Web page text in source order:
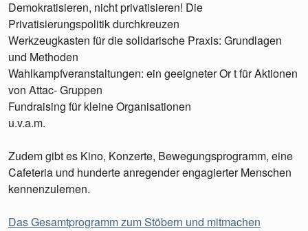
Demokratisieren, nicht privatisieren! Die
Privatisierungspolitik durchkreuzen
Werkzeugkasten für die solidarische Praxis: Grundlagen
und Methoden
Wahlkampfveranstaltungen: ein geeigneter Or t für Aktionen
von Attac- Gruppen
Fundraising für kleine Organisationen
u.v.a.m.
Zudem gibt es Kino, Konzerte, Bewegungsprogramm, eine
Cafeteria und hunderte anregender engagierter Menschen
kennenzulernen.
Das Gesamtprogramm zum Stöbern und mitmachen